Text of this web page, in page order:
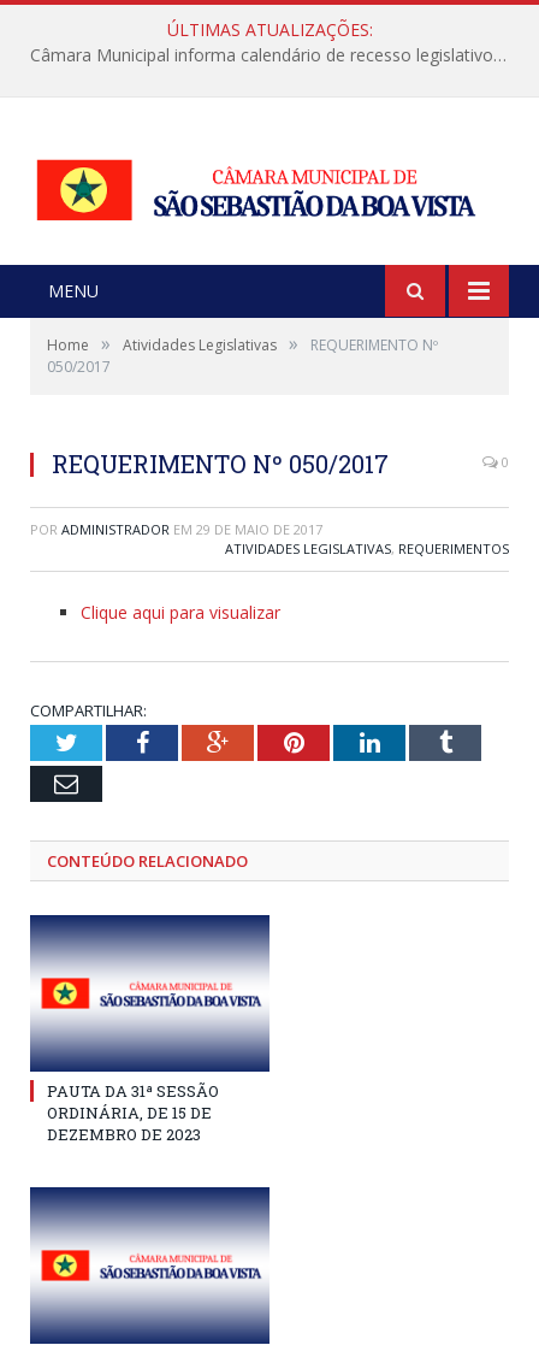
ÚLTIMAS ATUALIZAÇÕES:
Câmara Municipal informa calendário de recesso legislativo de julho
MENU
Home » Atividades Legislativas »
REQUERIMENTO Nº
050/2017
REQUERIMENTO Nº 050/2017 0
POR ADMINISTRADOR EM 29 DE MAIO DE 2017
ATIVIDADES LEGISLATIVAS, REQUERIMENTOS
Clique aqui para visualizar
COMPARTILHAR:
TwitterFacebookGoogle+PinterestLinkedInTumblr
Email
CONTEÚDO RELACIONADO
PAUTA DA 31ª SESSÃO
ORDINÁRIA, DE 15 DE
DEZEMBRO DE 2023